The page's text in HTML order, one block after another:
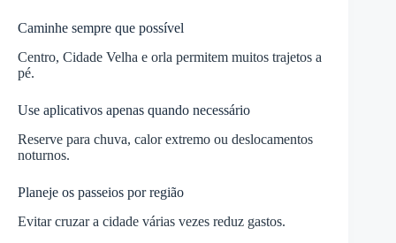
Caminhe sempre que possível
Centro, Cidade Velha e orla permitem muitos trajetos a
pé.
Use aplicativos apenas quando necessário
Reserve para chuva, calor extremo ou deslocamentos
noturnos.
Planeje os passeios por região
Evitar cruzar a cidade várias vezes reduz gastos.